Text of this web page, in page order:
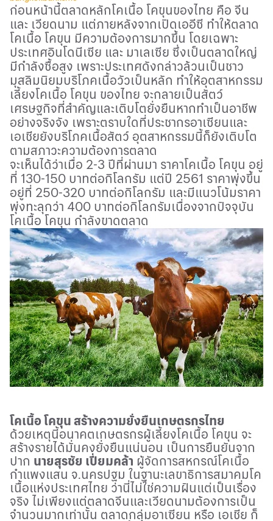
ก่อนหน้านี้ตลาดหลักโคเนื้อ โคขุนของไทย คือ จีน
และ เวียดนาม แต่ภายหลังจากเปิดเออีซี ทำให้ตลาด
โคเนื้อ โคขุน มีความต้องการมากขึ้น โดยเฉพาะ
ประเทศอินโดนีเซีย และ มาเลเซีย ซึ่งเป็นตลาดใหญ่
มีกำลังซื้อสูง เพราะประเทศดังกล่าวล้วนเป็นชาว
มุสลิมนิยมบริโภคเนื้อวัวเป็นหลัก ทำให้อุตสาหกรรม
เลี้ยงโคเนื้อ โคขุน ของไทย จะกลายเป็นสัตว์
เศรษฐกิจที่สำคัญและเติบโตยั่งยืนหากทำเป็นอาชีพ
อย่างจริงจัง เพราะตราบใดที่ประชากรอาเซียนและ
เอเชียยังบริโภคเนื้อสัตว์ อุตสาหกรรมนี้ก็ยังเติบโต
ตามสภาวะความต้องการตลาด
จะเห็นได้ว่าเมื่อ 2-3 ปีที่ผ่านมา ราคาโคเนื้อ โคขุน อยู่
ที่ 130-150 บาทต่อกิโลกรัม แต่ปี 2561 ราคาพุ่งขึ้น
อยู่ที่ 250-320 บาทต่อกิโลกรัม และมีแนวโน้มราคา
พุ่งทะลุกว่า 400 บาทต่อกิโลกรัมเนื่องจากปัจจุบัน
โคเนื้อ โคขุน กำลังขาดตลาด
โคเนื้อ โคขุน สร้างความยั่งยืนเกษตรกรไทย
ด้วยเหตุนี้อนาคตเกษตรกรผู้เลี้ยงโคเนื้อ โคขุน จะ
สร้างรายได้มั่นคงยั่งยืนแน่นอน เป็นการยืนยันจาก
ปาก นายสุรชัย เปี่ยมคล้า ผู้จัดการสหกรณ์โคเนื้อ
กำแพงแสน จ.นครปฐม ในฐานะเลขาธิการสมาคมโค
เนื้อแห่งประเทศไทย ว่านี่ไม่ใช่ความฝันแต่เป็นเรื่อง
จริง ไม่เพียงแต่ตลาดจีนและเวียดนามต้องการเป็น
จำนวนมากเท่านั้น ตลาดกลุ่มอาเซียน หรือ เอเชีย ก็